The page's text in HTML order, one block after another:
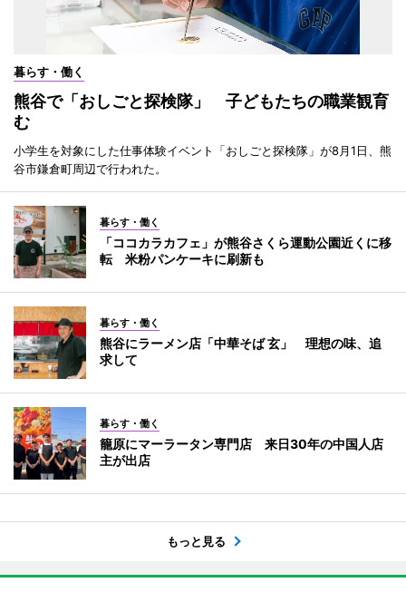
暮らす・働く
熊谷で「おしごと探検隊」 子どもたちの職業観育
む
小学生を対象にした仕事体験イベント「おしごと探検隊」が8月1日、熊
谷市鎌倉町周辺で行われた。
暮らす・働く
「ココカラカフェ」が熊谷さくら運動公園近くに移
転 米粉パンケーキに刷新も
暮らす・働く
熊谷にラーメン店「中華そば 玄」 理想の味、追
求して
暮らす・働く
籠原にマーラータン専門店 来日30年の中国人店
主が出店
もっと見る